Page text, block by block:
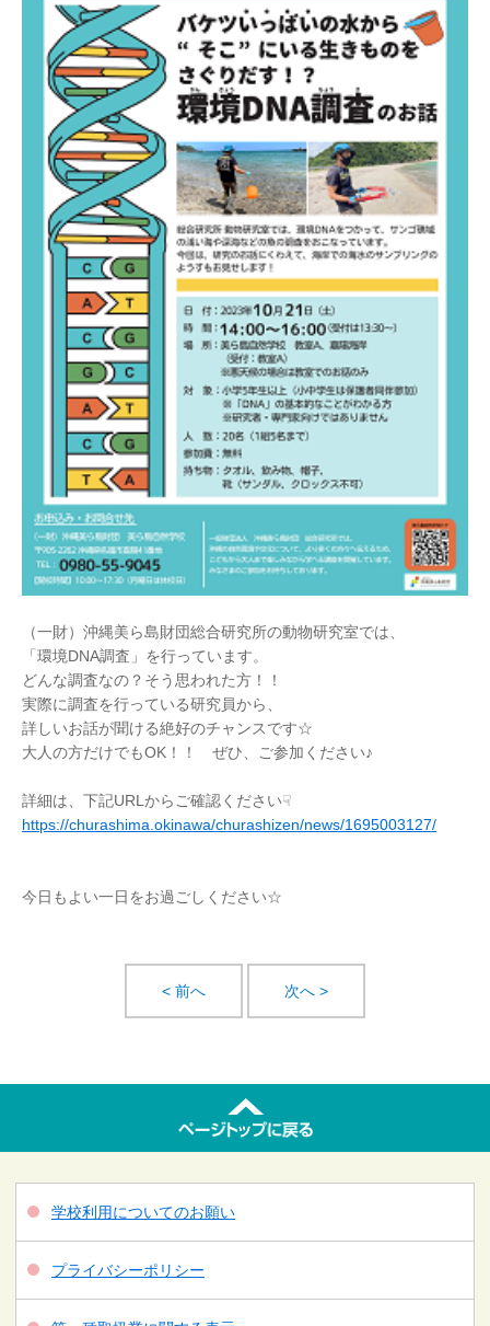
（一財）沖縄美ら島財団総合研究所の動物研究室では、
「環境DNA調査」を行っています。
どんな調査なの？そう思われた方！！
実際に調査を行っている研究員から、
詳しいお話が聞ける絶好のチャンスです☆
大人の方だけでもOK！！ ぜひ、ご参加ください♪
詳細は、下記URLからご確認ください☟
https://churashima.okinawa/churashizen/news/1695003127/
今日もよい一日をお過ごしください☆
< 前へ 次へ >
学校利用についてのお願い
プライバシーポリシー